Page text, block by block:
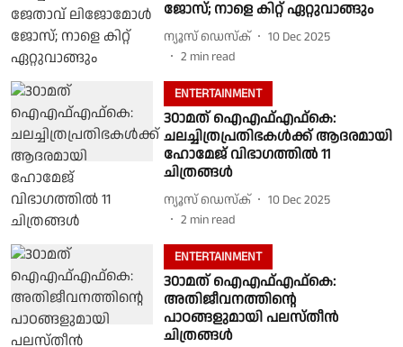
ജോസ്; നാളെ കിറ്റ് ഏറ്റുവാങ്ങും
ന്യൂസ് ഡെസ്ക്
10 Dec 2025
2 min read
ENTERTAINMENT
30ാമത് ഐഎഫ്എഫ്കെ:
ചലച്ചിത്രപ്രതിഭകള്‍ക്ക് ആദരമായി
ഹോമേജ് വിഭാഗത്തില്‍ 11
ചിത്രങ്ങള്‍
ന്യൂസ് ഡെസ്ക്
10 Dec 2025
2 min read
ENTERTAINMENT
30ാമത് ഐഎഫ്എഫ്കെ:
അതിജീവനത്തിന്റെ
പാഠങ്ങളുമായി പലസ്തീൻ
ചിത്രങ്ങൾ